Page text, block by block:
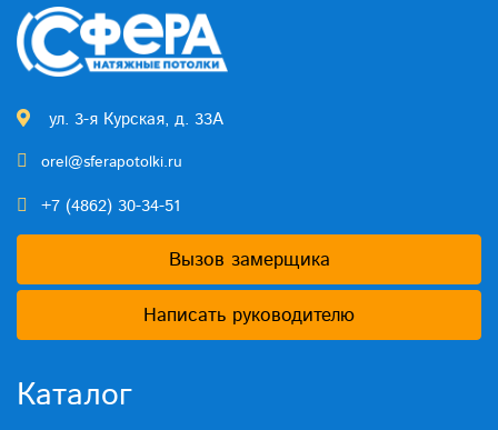
ул. 3-я Курская, д. 33А
orel@sferapotolki.ru
+7 (4862) 30-34-51
Вызов замерщика
Написать руководителю
Каталог